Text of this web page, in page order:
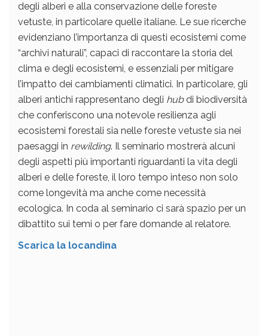
degli alberi e alla conservazione delle foreste
vetuste, in particolare quelle italiane. Le sue ricerche
evidenziano l’importanza di questi ecosistemi come
“archivi naturali”, capaci di raccontare la storia del
clima e degli ecosistemi, e essenziali per mitigare
l’impatto dei cambiamenti climatici. In particolare, gli
alberi antichi rappresentano degli hubdi biodiversità
che conferiscono una notevole resilienza agli
ecosistemi forestali sia nelle foreste vetuste sia nei
paesaggi in rewilding. Il seminario mostrerà alcuni
degli aspetti più importanti riguardanti la vita degli
alberi e delle foreste, il loro tempo inteso non solo
come longevità ma anche come necessità
ecologica. In coda al seminario ci sarà spazio per un
dibattito sui temi o per fare domande al relatore.
Scarica la locandina